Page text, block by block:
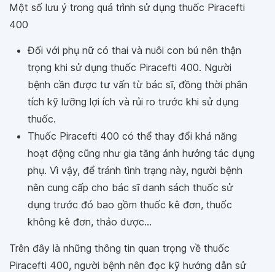
Một số lưu ý trong quá trình sử dụng thuốc Piracefti
400
Đối với phụ nữ có thai và nuôi con bú nên thận
trọng khi sử dụng thuốc Piracefti 400. Người
bệnh cần được tư vấn từ bác sĩ, đồng thời phân
tích kỹ lưỡng lợi ích và rủi ro trước khi sử dụng
thuốc.
Thuốc Piracefti 400 có thể thay đổi khả năng
hoạt động cũng như gia tăng ảnh hưởng tác dụng
phụ. Vì vậy, để tránh tình trạng này, người bệnh
nên cung cấp cho bác sĩ danh sách thuốc sử
dụng trước đó bao gồm thuốc kê đơn, thuốc
không kê đơn, thảo dược...
Trên đây là những thông tin quan trọng về thuốc
Piracefti 400, người bệnh nên đọc kỹ hướng dẫn sử